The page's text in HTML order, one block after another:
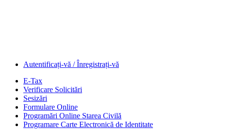
Autentificați-vă / Înregistrați-vă
E-Tax
Verificare Solicitări
Sesizări
Formulare Online
Programări Online Starea Civilă
Programare Carte Electronică de Identitate